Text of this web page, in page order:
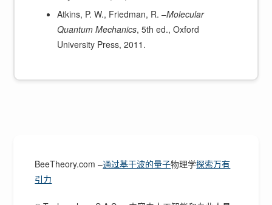
Atkins, P. W., Friedman, R. –Molecular
Quantum Mechanics, 5th ed., Oxford
University Press, 2011.
BeeTheory.com –通过基于波的量子物理学探索万有
引力